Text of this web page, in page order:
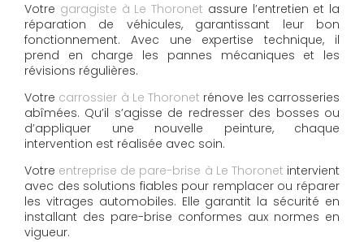
Votre garagiste à Le Thoronet assure l’entretien et la
réparation de véhicules, garantissant leur bon
fonctionnement. Avec une expertise technique, il
prend en charge les pannes mécaniques et les
révisions régulières.
Votre carrossier à Le Thoronet rénove les carrosseries
abîmées. Qu’il s’agisse de redresser des bosses ou
d’appliquer une nouvelle peinture, chaque
intervention est réalisée avec soin.
Votre entreprise de pare-brise à Le Thoronet intervient
avec des solutions fiables pour remplacer ou réparer
les vitrages automobiles. Elle garantit la sécurité en
installant des pare-brise conformes aux normes en
vigueur.